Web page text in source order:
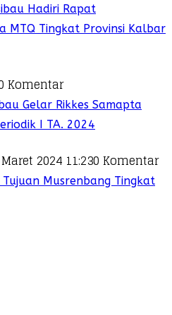
Hadiri Rapat
MTQ Tingkat Provinsi Kalbar
Komentar
Gelar Rikkes Samapta
I TA. 2024
2024 11:230 Komentar
Musrenbang Tingkat